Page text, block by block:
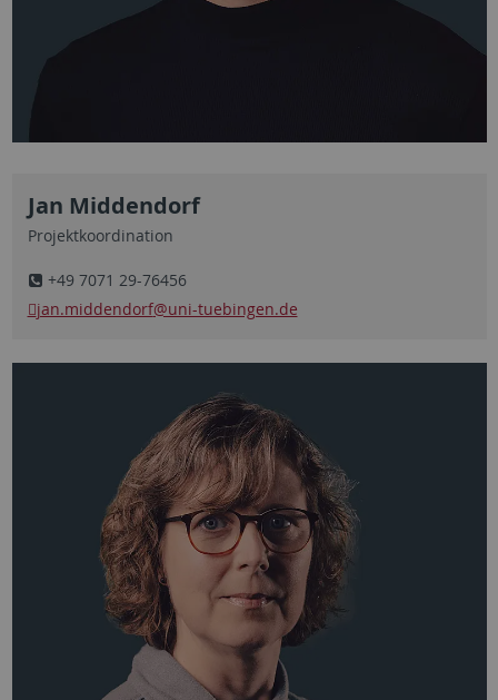
Jan Middendorf
Projektkoordination
+49 7071 29-76456
jan.middendorf@uni-tuebingen.de